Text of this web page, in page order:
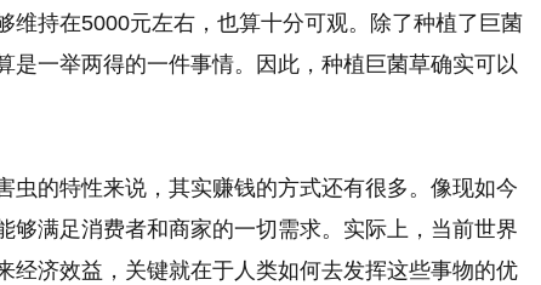
维持在5000元左右，也算十分可观。除了种植了巨菌
是一举两得的一件事情。因此，种植巨菌草确实可以
虫的特性来说，其实赚钱的方式还有很多。像现如今
够满足消费者和商家的一切需求。实际上，当前世界
经济效益，关键就在于人类如何去发挥这些事物的优